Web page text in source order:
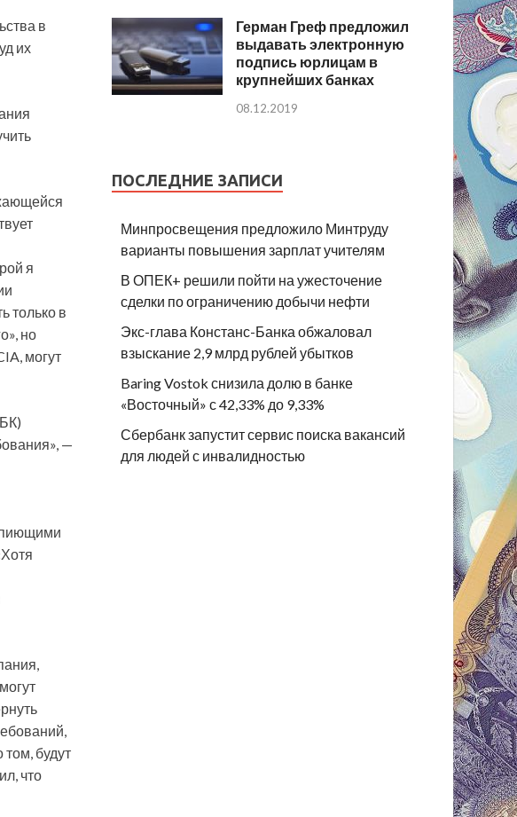
в
их
я
только в
но
могут
—
будут
что
Герман Греф предложил
выдавать электронную
подпись юрлицам в
крупнейших банках
08.12.2019
ПОСЛЕДНИЕ ЗАПИСИ
Минпросвещения предложило Минтруду
варианты повышения зарплат учителям
В ОПЕК+ решили пойти на ужесточение
сделки по ограничению добычи нефти
Экс-глава Констанс-Банка обжаловал
взыскание 2,9 млрд рублей убытков
Baring Vostok снизила долю в банке
«Восточный» с 42,33% до 9,33%
Сбербанк запустит сервис поиска вакансий
для людей с инвалидностью